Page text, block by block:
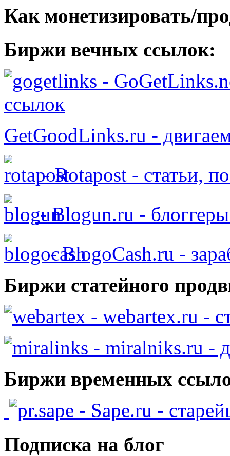
Как монетизировать/
Биржи вечных ссылок:
-
ссылок
GetGoodLinks.ru -
- Rotapost - статьи,
- Blogun.ru - блоггеры
- BlogoCash.ru -
Биржи статейного
- webartex.ru -
- miralniks.ru -
Биржи временных
- Sape.ru -
Подписка на блог